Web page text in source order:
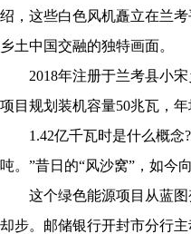
绍，这些白色风机矗立在兰
乡土中国交融的独特画面。
2018年注册于兰考县小宋
项目规划装机容量50兆瓦，年
1.42亿千瓦时是什么概念?
吨。”昔日的“风沙窝”，如今
这个绿色能源项目从蓝图
却步。邮储银行开封市分行